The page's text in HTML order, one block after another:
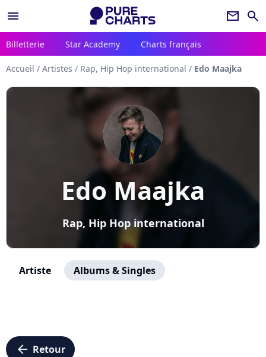
menu newsletter search
Billetterie Star Academy Charts français
Accueil / Artistes / Rap, Hip Hop international / Edo Maajka
Edo Maajka
Rap, Hip Hop international
Artiste Albums & Singles
arrow_left Retour